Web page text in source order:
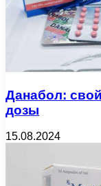
Данабол:
дозы
15.08.2024